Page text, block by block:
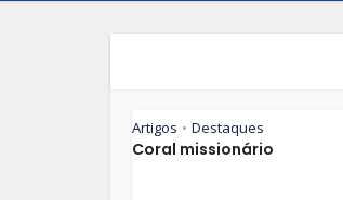
Artigos • Destaques
Coral missionário